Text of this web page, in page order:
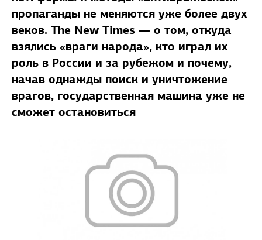
пропаганды не меняются уже более двух
веков. The New Times — о том, откуда
взялись «враги народа», кто играл их
роль в России и за рубежом и почему,
начав однажды поиск и уничтожение
врагов, государственная машина уже не
сможет остановиться